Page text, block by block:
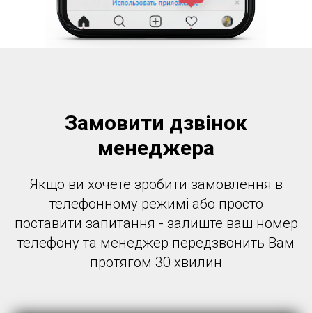
Замовити дзвінок
менеджера
Якщо ви хочете зробити замовлення в
телефонному режимі або просто
поставити запитання - залиште ваш номер
телефону та менеджер передзвонить Вам
протягом 30 хвилин